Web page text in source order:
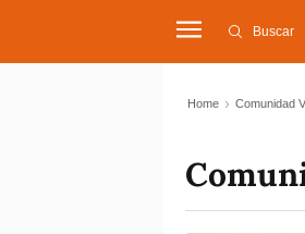
Buscar
Home Comunidad